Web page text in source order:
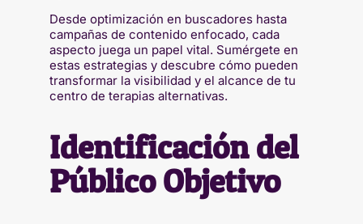
Desde optimización en buscadores hasta
campañas de contenido enfocado, cada
aspecto juega un papel vital. Sumérgete en
estas estrategias y descubre cómo pueden
transformar la visibilidad y el alcance de tu
centro de terapias alternativas.
Identificación del
Público Objetivo